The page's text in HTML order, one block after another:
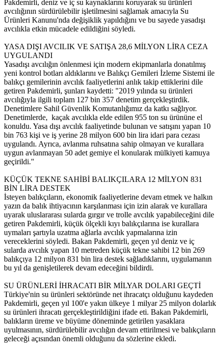
Pakdemirli, deniz ve iç su kaynaklarını koruyarak su ürünleri
avcılığının sürdürülebilir işletilmesini sağlamak amacıyla Su
Ürünleri Kanunu'nda değişiklik yapıldığını ve bu sayede yasadışı
avcılıkla etkin mücadele edildiğini söyledi.
YASA DIŞI AVCILIK VE SATIŞA 28,6 MİLYON LİRA CEZA
UYGULANDI
Yasadışı avcılığın önlenmesi için modern ekipmanlarla donatılmış
yeni kontrol botları aldıklarını ve Balıkçı Gemileri İzleme Sistemi ile
balıkçı gemilerinin avcılık faaliyetlerini anlık takip ettiklerini dile
getiren Pakdemirli, şunları kaydetti: "2019 yılında su ürünleri
avcılığıyla ilgili toplam 127 bin 357 denetim gerçekleştirdik.
Denetimlere Sahil Güvenlik Komutanlığımız da katkı sağlıyor.
Denetimlerde, kaçak avcılıkla elde edilen 955 ton su ürününe el
konuldu. Yasa dışı avcılık faaliyetinde bulunan ve satışını yapan 10
bin 763 kişi ve iş yerine 28 milyon 600 bin lira idari para cezası
uygulandı. Ayrıca, avlanma ruhsatına sahip olmayan ve kurallara
uygun avlanmayan 50 adet gemiye el konularak mülkiyeti kamuya
geçirildi."
KÜÇÜK TEKNE SAHİBİ BALIKÇILARA 12 MİLYON 831
BİN LİRA DESTEK
İsteyen balıkçıların, ekonomik faaliyetlerine devam etmek ve halkın
yazın da balık ihtiyacının karşılanması için izin alarak ve kurallara
uyarak uluslararası sularda gırgır ve trolle avcılık yapabileceğini dile
getiren Pakdemirli, küçük ölçekli kıyı balıkçılarına ise kurallara
uymaları şartıyla uzatma ağlarla avcılık yapmalarına izin
vereceklerini söyledi. Bakan Pakdemirli, geçen yıl deniz ve iç
sularda avcılık yapan 10 metreden küçük tekne sahibi 12 bin 269
balıkçıya 12 milyon 831 bin lira destek sağladıklarını, uygulamanın
bu yıl da genişletilerek devam edeceğini bildirdi.
SU ÜRÜNLERİ İHRACATI BİR MİLYAR DOLARI GEÇTİ
Türkiye'nin su ürünleri sektöründe net ihracatçı olduğunu kaydeden
Pakdemirli, geçen yıl 100'e yakın ülkeye 1 milyar 25 milyon dolarlık
su ürünleri ihracatı gerçekleştirildiğini ifade eti. Bakan Pakdemirli,
balıkların üreme ve büyüme döneminde getirilen yasaklara
uyulmasının, sürdürülebilir avcılığın devam ettirilmesi ve balıkçıların
geleceği açısından önemli olduğunu da sözlerine ekledi.